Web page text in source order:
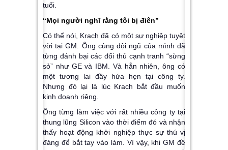
tuổi.
“Mọi người nghĩ rằng tôi bị điên”
Có thể nói, Krach đã có một sự nghiệp tuyệt
vời tại GM. Ông cùng đội ngũ của mình đã
từng đánh bại các đối thủ cạnh tranh “sừng
sỏ” như GE và IBM. Và hẳn nhiên, ông có
một tương lai đầy hứa hẹn tại công ty.
Nhưng đó lại là lúc Krach bắt đầu muốn
kinh doanh riêng.
Ông từng làm việc với rất nhiều công ty tại
thung lũng Silicon vào thời điểm đó và nhận
thấy hoạt động khởi nghiệp thực sự thú vị
đáng để bắt tay vào làm. Vì vậy, khi GM đề